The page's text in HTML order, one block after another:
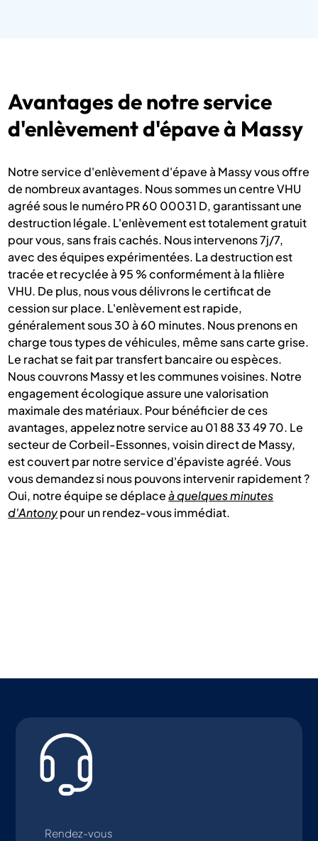
Avantages de notre service
d'enlèvement d'épave à Massy
Notre service d'enlèvement d'épave à Massy vous offre
de nombreux avantages. Nous sommes un centre VHU
agréé sous le numéro PR 60 00031 D, garantissant une
destruction légale. L'enlèvement est totalement gratuit
pour vous, sans frais cachés. Nous intervenons 7j/7,
avec des équipes expérimentées. La destruction est
tracée et recyclée à 95 % conformément à la filière
VHU. De plus, nous vous délivrons le certificat de
cession sur place. L'enlèvement est rapide,
généralement sous 30 à 60 minutes. Nous prenons en
charge tous types de véhicules, même sans carte grise.
Le rachat se fait par transfert bancaire ou espèces.
Nous couvrons Massy et les communes voisines. Notre
engagement écologique assure une valorisation
maximale des matériaux. Pour bénéficier de ces
avantages, appelez notre service au 01 88 33 49 70. Le
secteur de Corbeil-Essonnes, voisin direct de Massy,
est couvert par notre service d'épaviste agréé. Vous
vous demandez si nous pouvons intervenir rapidement ?
Oui, notre équipe se déplaceà quelques minutes
d'Antonypour un rendez-vous immédiat.
Rendez-vous